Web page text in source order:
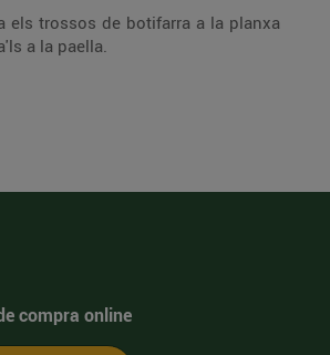
els trossos de botifarra a la planxa
a la paella.
compra online